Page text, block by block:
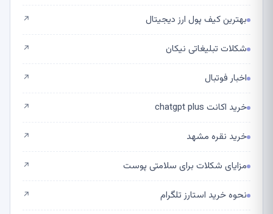
بهترین کیف پول ارز دیجیتال ↗
شکلات تبلیغاتی نیکان ↗
اخبار فوتبال ↗
خرید اکانت chatgpt plus ↗
خرید نقره مشهد ↗
مزایای شکلات برای سلامتی پوست ↗
نحوه خرید استارز تلگرام ↗